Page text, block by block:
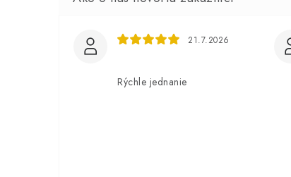
21.7.2026
Rýchle jednanie